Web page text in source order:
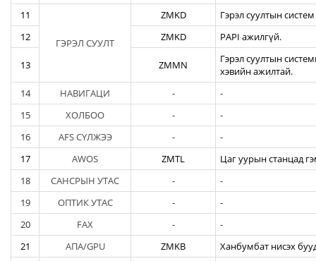
11
ГЭРЭЛ СУУЛТ
ZMKD
Гэрэл суултын
12
ZMKD PAPI ажилгүй.
13 ZMMN
Гэрэл суултын
хэвийн ажилтай.
14
НАВИГАЦИ -
-
15
ХОЛБОО -
-
16
AFS СҮЛЖЭЭ -
-
17
AWOS ZMTL
Цаг уурын станцад
18
САНСРЫН УТАС -
-
19
ОПТИК УТАС -
-
20
FAX -
-
21
АПА/GPU ZMKB
Ханбумбат нисэх